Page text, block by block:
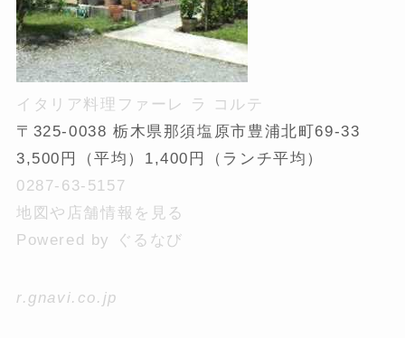
イタリア料理ファーレ ラ コルテ
〒325-0038 栃木県那須塩原市豊浦北町69-33
3,500円（平均）1,400円（ランチ平均）
0287-63-5157
地図や店舗情報を見る
Powered by ぐるなび
r.gnavi.co.jp